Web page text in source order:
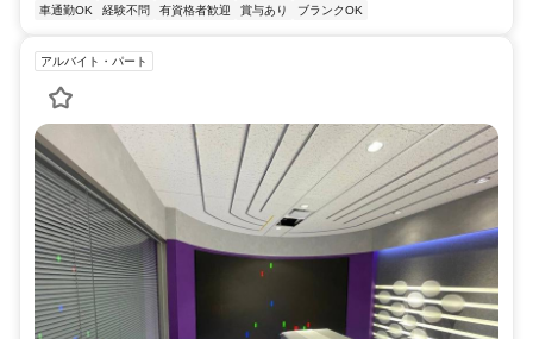
車通勤OK
経験不問 有資格者歓迎 賞与あり ブランクOK
アルバイト・パート